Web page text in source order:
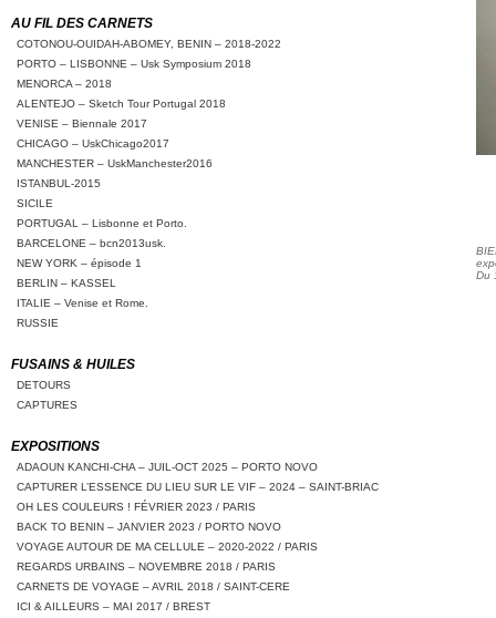
AU FIL DES CARNETS
COTONOU-OUIDAH-ABOMEY, BENIN – 2018-2022
PORTO – LISBONNE – Usk Symposium 2018
MENORCA – 2018
ALENTEJO – Sketch Tour Portugal 2018
VENISE – Biennale 2017
CHICAGO – UskChicago2017
MANCHESTER – UskManchester2016
ISTANBUL-2015
SICILE
PORTUGAL – Lisbonne et Porto.
BARCELONE – bcn2013usk.
NEW YORK – épisode 1
BERLIN – KASSEL
ITALIE – Venise et Rome.
RUSSIE
FUSAINS & HUILES
DETOURS
CAPTURES
EXPOSITIONS
ADAOUN KANCHI-CHA – JUIL-OCT 2025 – PORTO NOVO
CAPTURER L’ESSENCE DU LIEU SUR LE VIF – 2024 – SAINT-BRIAC
OH LES COULEURS ! FÉVRIER 2023 / PARIS
BACK TO BENIN – JANVIER 2023 / PORTO NOVO
VOYAGE AUTOUR DE MA CELLULE – 2020-2022 / PARIS
REGARDS URBAINS – NOVEMBRE 2018 / PARIS
CARNETS DE VOYAGE – AVRIL 2018 / SAINT-CERE
ICI & AILLEURS – MAI 2017 / BREST
Du